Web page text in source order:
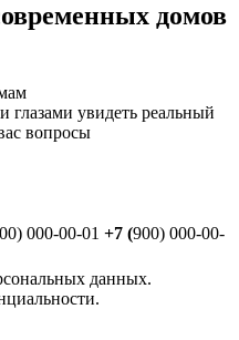
домов
увидеть реальный
вопросы
000-00-01 +7 (900) 000-00-
данных.